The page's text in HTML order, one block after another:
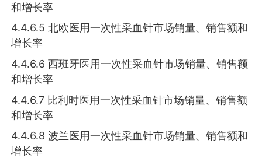
和增长率
4.4.6.5 北欧医用一次性采血针市场销量、销售额和
增长率
4.4.6.6 西班牙医用一次性采血针市场销量、销售额
和增长率
4.4.6.7 比利时医用一次性采血针市场销量、销售额
和增长率
4.4.6.8 波兰医用一次性采血针市场销量、销售额和
增长率